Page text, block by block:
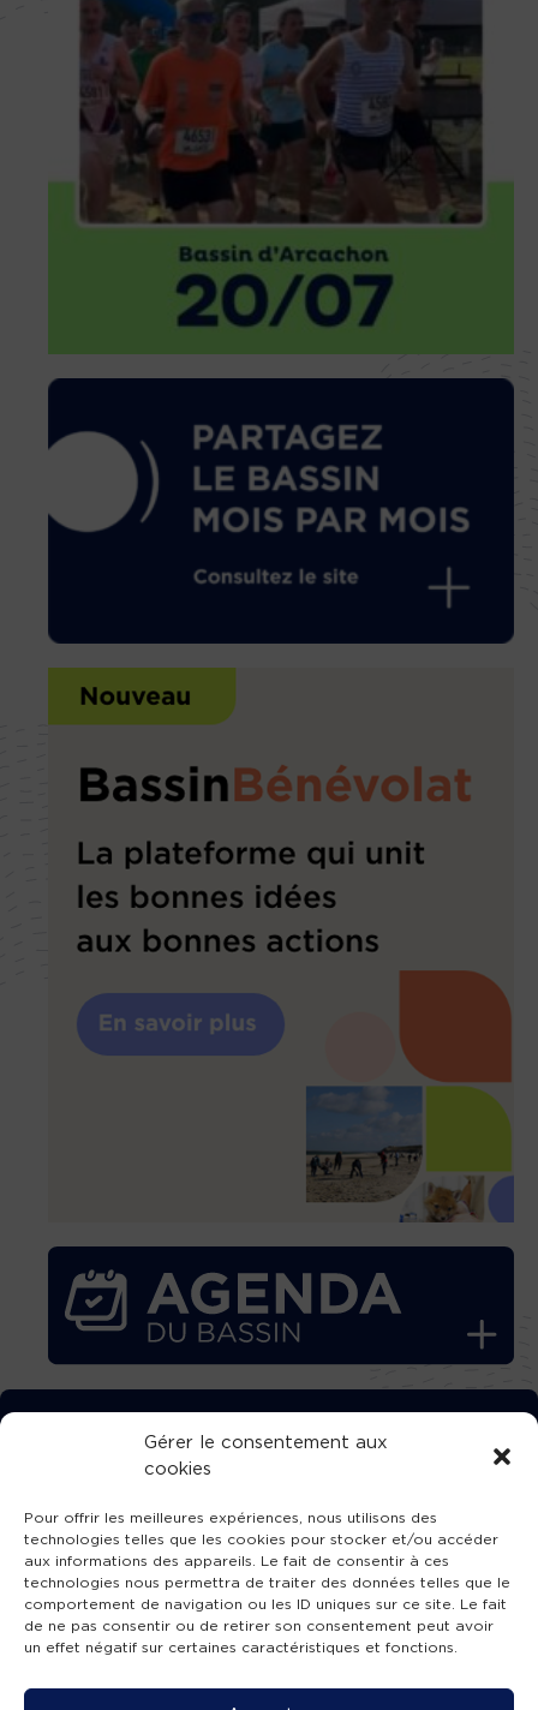
Gérer le consentement aux
cookies
Pour offrir les meilleures expériences, nous utilisons des
technologies telles que les cookies pour stocker et/ou accéder
aux informations des appareils. Le fait de consentir à ces
technologies nous permettra de traiter des données telles que le
comportement de navigation ou les ID uniques sur ce site. Le fait
de ne pas consentir ou de retirer son consentement peut avoir
un effet négatif sur certaines caractéristiques et fonctions.
TÉLÉCHARGEZ GRATUITEMENT
L’APPLICATION TVBA !
SUIVEZ-NOUS !